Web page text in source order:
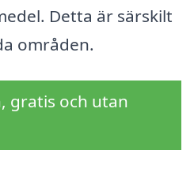
Detta är särskilt
områden.
gratis och utan